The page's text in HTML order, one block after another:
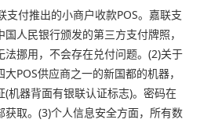
支付推出的小商户收款POS。嘉联支
人民银行颁发的第三方支付牌照，
挪用，不会存在兑付问题。(2)关于
POS供应商之一的新国都的机器，
机器背面有银联认证标志)。密码在
取。(3)个人信息安全方面，所有数